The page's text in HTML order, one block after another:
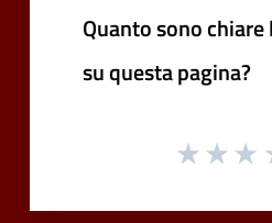
Quanto sono
su questa pagina?